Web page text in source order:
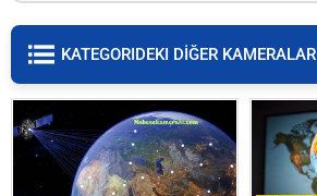
KATEGORIDEKI DİĞER KAMERALAR